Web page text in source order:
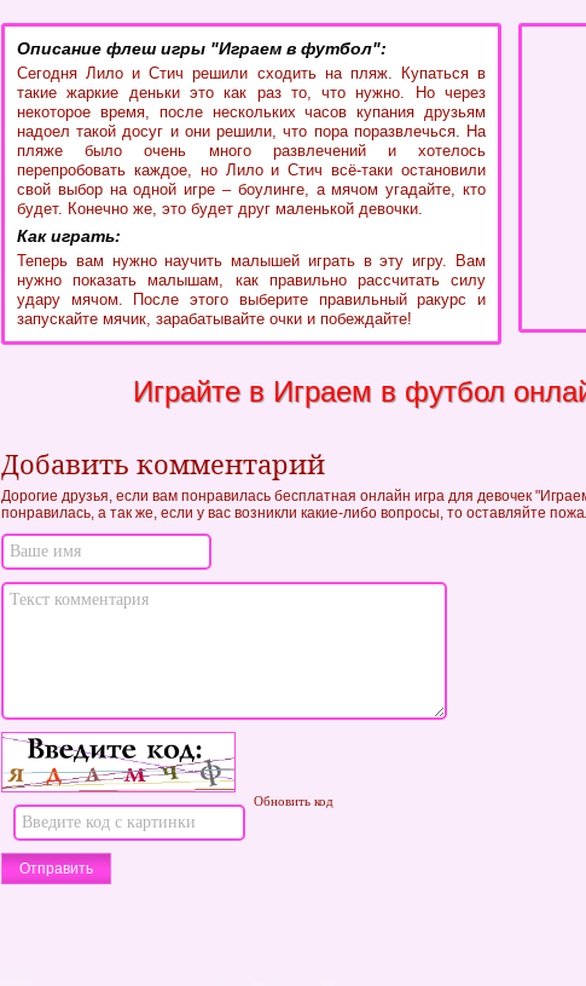
Описание флеш игры "Играем в футбол":
Сегодня Лило и Стич решили сходить на пляж. Купаться в
такие жаркие деньки это как раз то, что нужно. Но через
некоторое время, после нескольких часов купания друзьям
надоел такой досуг и они решили, что пора поразвлечься. На
пляже было очень много развлечений и хотелось
перепробовать каждое, но Лило и Стич всё-таки остановили
свой выбор на одной игре – боулинге, а мячом угадайте, кто
будет. Конечно же, это будет друг маленькой девочки.
Как играть:
Теперь вам нужно научить малышей играть в эту игру. Вам
нужно показать малышам, как правильно рассчитать силу
удару мячом. После этого выберите правильный ракурс и
запускайте мячик, зарабатывайте очки и побеждайте!
Играйте в Играем в футбол
Добавить комментарий
Дорогие друзья, если вам понравилась бесплатная онлайн игра для девочек
понравилась, а так же, если у вас возникли какие-либо вопросы, то оставляйте
Обновить код